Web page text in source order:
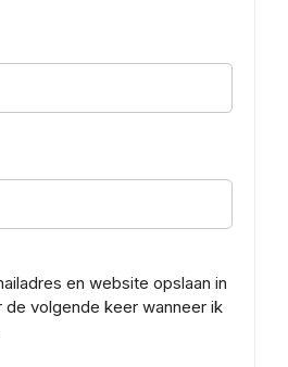
en website opslaan in
volgende keer wanneer ik